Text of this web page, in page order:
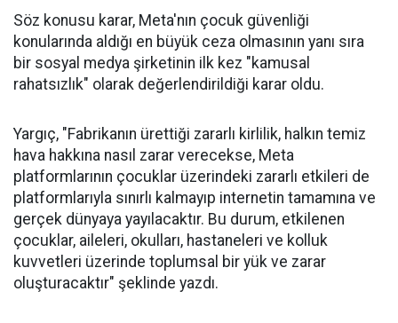
Söz konusu karar, Meta'nın çocuk güvenliği
konularında aldığı en büyük ceza olmasının yanı sıra
bir sosyal medya şirketinin ilk kez "kamusal
rahatsızlık" olarak değerlendirildiği karar oldu.
Yargıç, "Fabrikanın ürettiği zararlı kirlilik, halkın temiz
hava hakkına nasıl zarar verecekse, Meta
platformlarının çocuklar üzerindeki zararlı etkileri de
platformlarıyla sınırlı kalmayıp internetin tamamına ve
gerçek dünyaya yayılacaktır. Bu durum, etkilenen
çocuklar, aileleri, okulları, hastaneleri ve kolluk
kuvvetleri üzerinde toplumsal bir yük ve zarar
oluşturacaktır" şeklinde yazdı.